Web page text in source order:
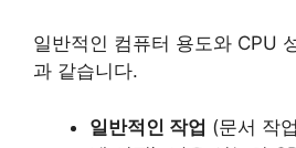
일반적인 컴퓨터 용도와 CPU
과 같습니다.
일반적인 작업 (문서 작